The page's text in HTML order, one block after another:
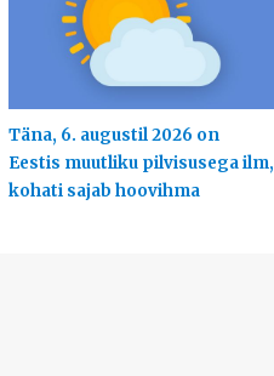
Täna, 6. augustil 2026 on
Eestis muutliku pilvisusega ilm,
kohati sajab hoovihma